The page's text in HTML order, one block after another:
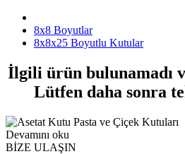
8x8 Boyutlar
8x8x25 Boyutlu Kutular
İlgili ürün bulunamadı
Lütfen daha sonra
Devamını oku
BİZE ULAŞIN